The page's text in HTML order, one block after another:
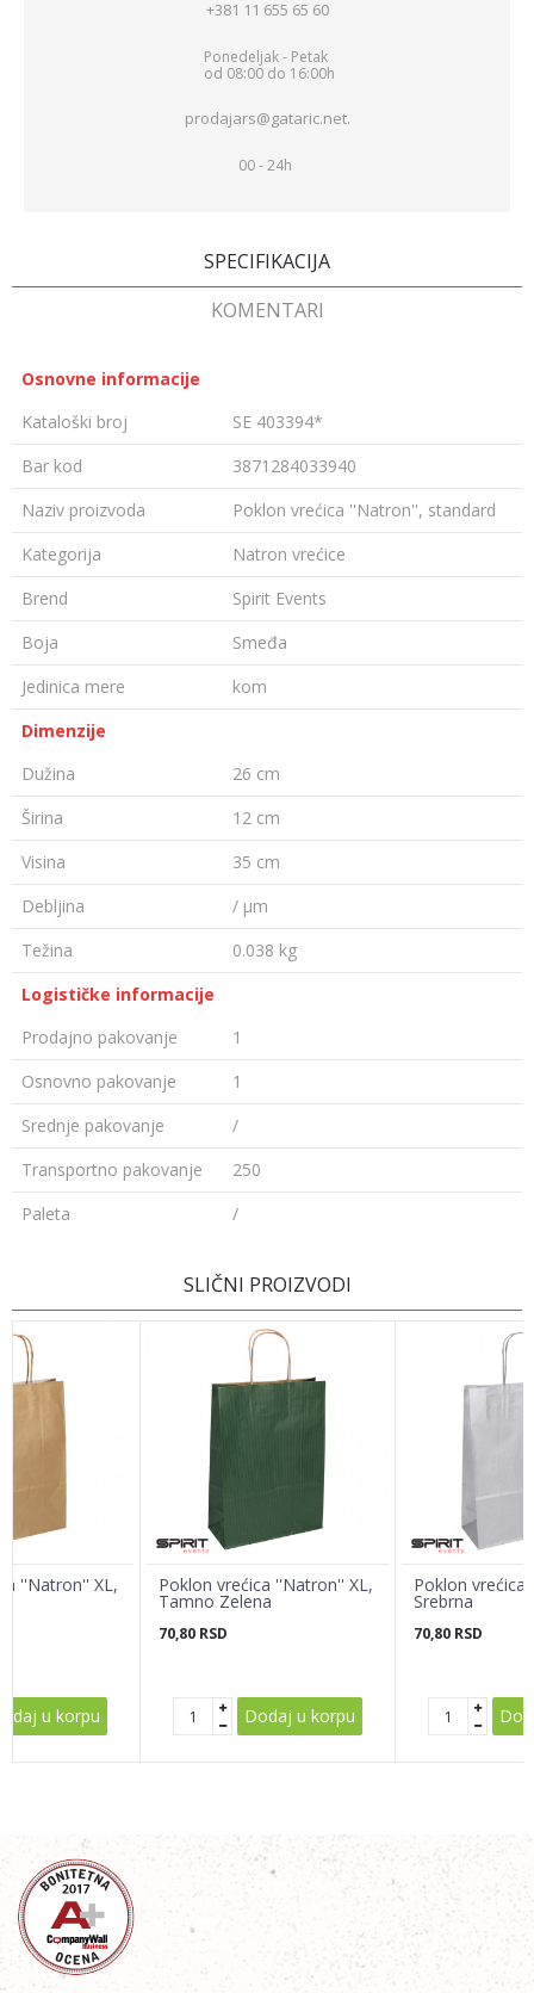
+381 11 655 65 60
Ponedeljak - Petak
od 08:00 do 16:00h
prodajars@gataric.net.
00 - 24h
SPECIFIKACIJA
KOMENTARI
Osnovne informacije
Kataloški broj
SE 403394*
Bar kod
3871284033940
Naziv proizvoda
Poklon vrećica ''Natron'', standard
Kategorija
Natron vrećice
Brend
Spirit Events
Boja
Smeđa
Jedinica mere
kom
Dimenzije
Dužina
26 cm
Širina
12 cm
Visina
35 cm
Debljina
/ µm
Težina
0.038 kg
Logističke informacije
Prodajno pakovanje
1
Osnovno pakovanje
1
Srednje pakovanje
/
Transportno pakovanje
250
Paleta
/
Email adresa
POŠALJI
SLIČNI PROIZVODI
''Natron'' XL,
u korpu
Poklon vrećica ''Natron'' XL,
Tamno Zelena
70,80 RSD
Dodaj u korpu
Poklon vrećica
Srebrna
70,80 RSD